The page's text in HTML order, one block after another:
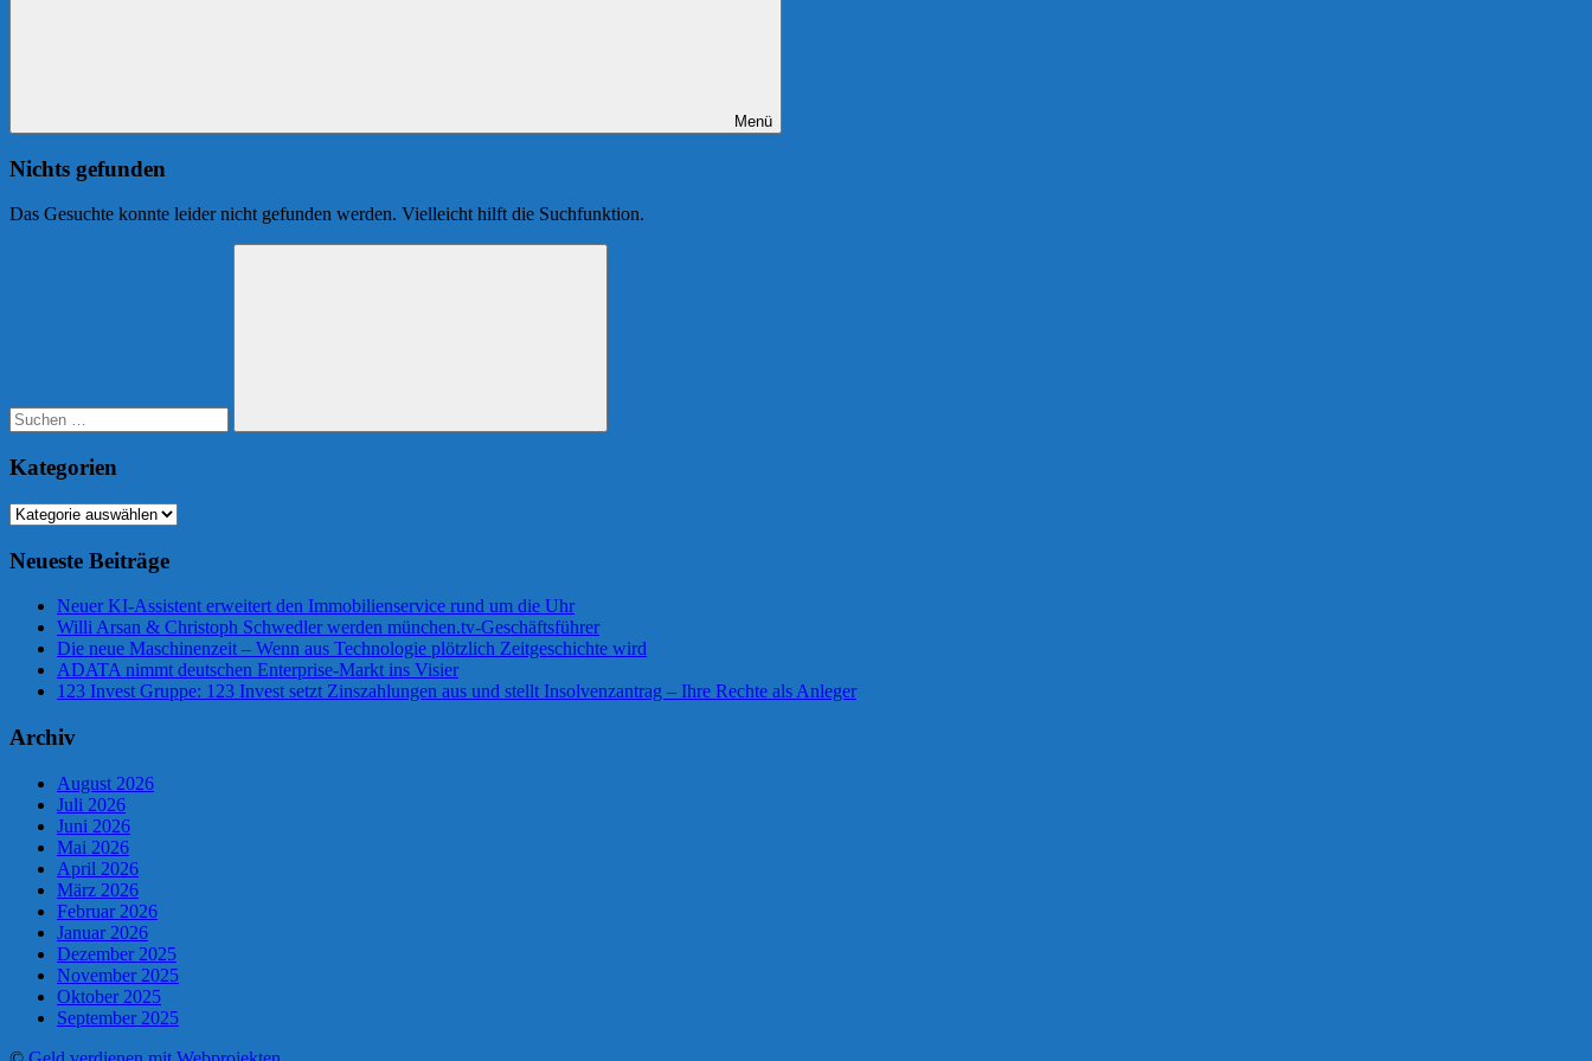
Menü
Nichts gefunden
Das Gesuchte konnte leider nicht gefunden werden. Vielleicht hilft die Suchfunktion.
Suchen
Kategorien
Kategorien
Neueste Beiträge
Neuer KI-Assistent erweitert den Immobilienservice rund um die Uhr
Willi Arsan & Christoph Schwedler werden münchen.tv-Geschäftsführer
Die neue Maschinenzeit – Wenn aus Technologie plötzlich Zeitgeschichte wird
ADATA nimmt deutschen Enterprise-Markt ins Visier
123 Invest Gruppe: 123 Invest setzt Zinszahlungen aus und stellt Insolvenzantrag – Ihre Rechte als Anleger
Archiv
August 2026
Juli 2026
Juni 2026
Mai 2026
April 2026
März 2026
Februar 2026
Januar 2026
Dezember 2025
November 2025
Oktober 2025
September 2025